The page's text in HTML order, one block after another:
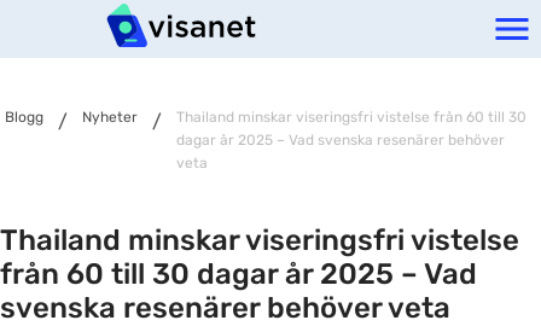
Blogg / Nyheter /
Thailand minskar viseringsfri vistelse från 60 till 30
dagar år 2025 – Vad svenska resenärer behöver
veta
Thailand minskar viseringsfri vistelse
från 60 till 30 dagar år 2025 – Vad
svenska resenärer behöver veta